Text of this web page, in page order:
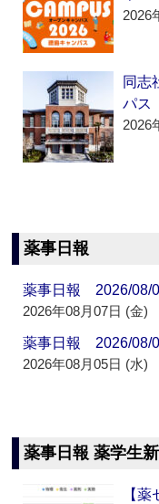
2026
同志
パス
2026
薬事日報
薬事日報 2026/08/
2026年08月07日 (金)
薬事日報 2026/08/
2026年08月05日 (水)
薬事日報 薬学生
【